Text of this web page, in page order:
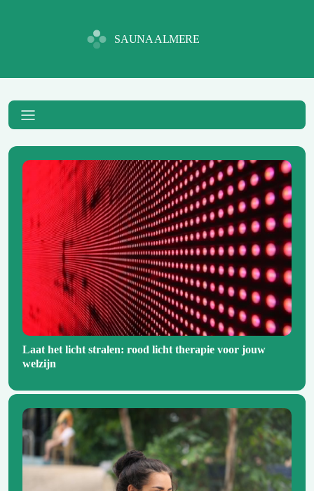
SAUNA ALMERE
Laat het licht stralen: rood licht therapie voor jouw
welzijn